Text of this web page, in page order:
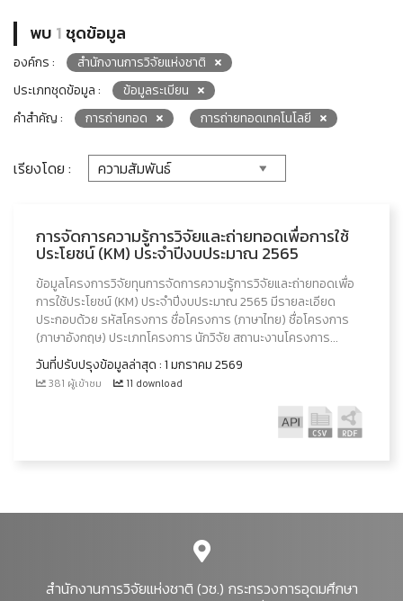
พบ 1ชุดข้อมูล
องค์กร :
สำนักงานการวิจัยแห่งชาติ
ประเภทชุดข้อมูล :
ข้อมูลระเบียน
คำสำคัญ :
การถ่ายทอด การถ่ายทอดเทคโนโลยี
เรียงโดย :
การจัดการความรู้การวิจัยและถ่ายทอดเพื่อการใช้
ประโยชน์ (KM) ประจำปีงบประมาณ 2565
ข้อมูลโครงการวิจัยทุนการจัดการความรู้การวิจัยและถ่ายทอดเพื่อ
การใช้ประโยชน์ (KM) ประจำปีงบประมาณ 2565 มีรายละเอียด
ประกอบด้วย รหัสโครงการ ชื่อโครงการ (ภาษาไทย) ชื่อโครงการ
(ภาษาอังกฤษ) ประเภทโครงการ นักวิจัย สถานะงานโครงการ...
วันที่ปรับปรุงข้อมูลล่าสุด : 1 มกราคม 2569
381 ผู้เข้าชม 11 download
สำนักงานการวิจัยแห่งชาติ (วช.) กระทรวงการอุดมศึกษา